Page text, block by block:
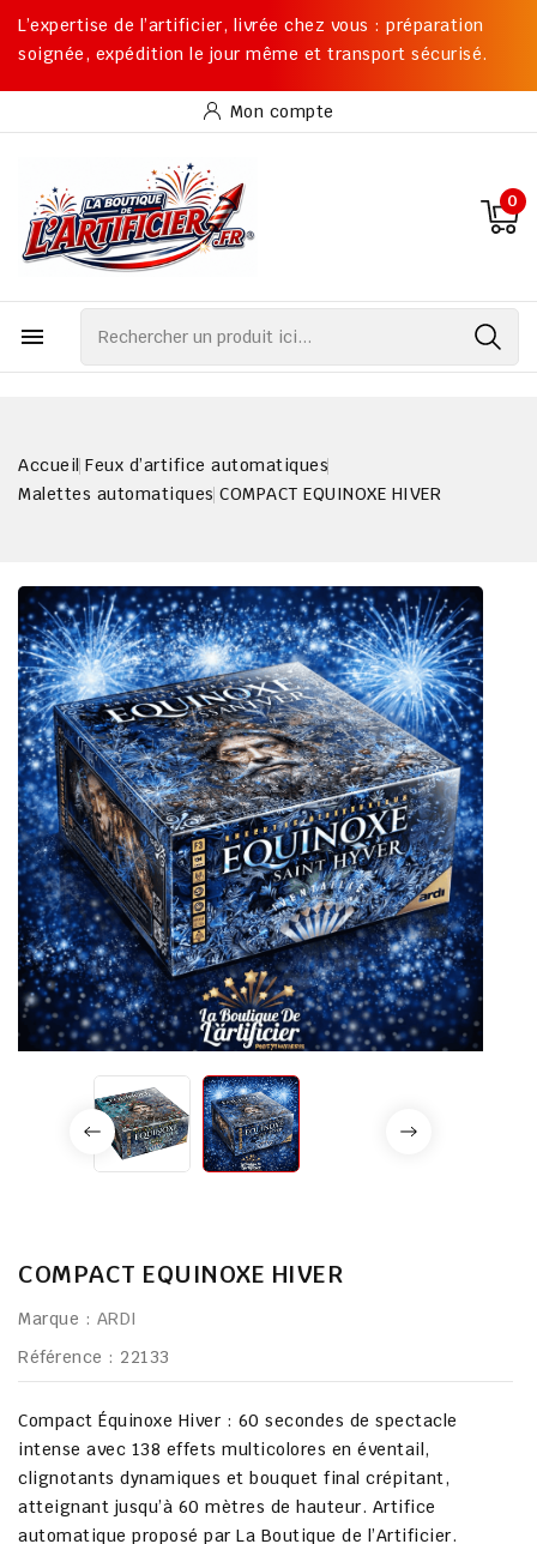
L’expertise de l’artificier, livrée chez vous : préparation
soignée, expédition le jour même et transport sécurisé.
Mon compte
0

Accueil Feux d’artifice automatiques
Malettes automatiques COMPACT EQUINOXE HIVER
COMPACT EQUINOXE HIVER
Marque : ARDI
Référence : 22133
Compact Équinoxe Hiver : 60 secondes de spectacle
intense avec 138 effets multicolores en éventail,
clignotants dynamiques et bouquet final crépitant,
atteignant jusqu’à 60 mètres de hauteur. Artifice
automatique proposé par La Boutique de l’Artificier.